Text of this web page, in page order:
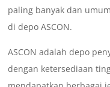
paling banyak dan
di depo ASCON.
ASCON adalah depo
dengan ketersediaan